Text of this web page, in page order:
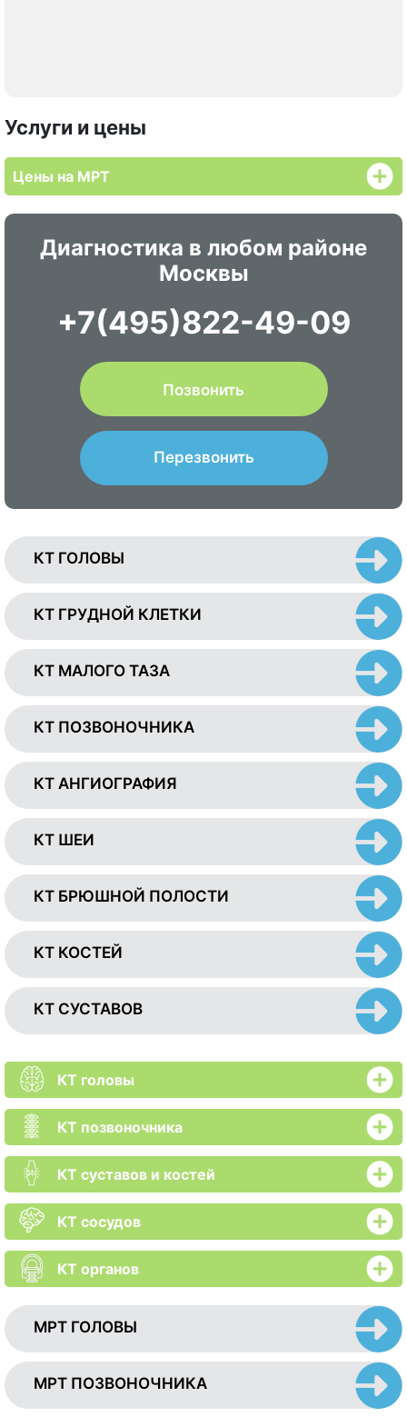
Услуги и цены
Цены на МРТ
Диагностика в любом районе
Москвы
+7(495)822-49-09
Позвонить
Перезвонить
КТ ГОЛОВЫ
КТ ГРУДНОЙ КЛЕТКИ
КТ МАЛОГО ТАЗА
КТ ПОЗВОНОЧНИКА
КТ АНГИОГРАФИЯ
КТ ШЕИ
КТ БРЮШНОЙ ПОЛОСТИ
КТ КОСТЕЙ
КТ СУСТАВОВ
КТ головы
КТ позвоночника
КТ суставов и костей
КТ сосудов
КТ органов
МРТ ГОЛОВЫ
МРТ ПОЗВОНОЧНИКА